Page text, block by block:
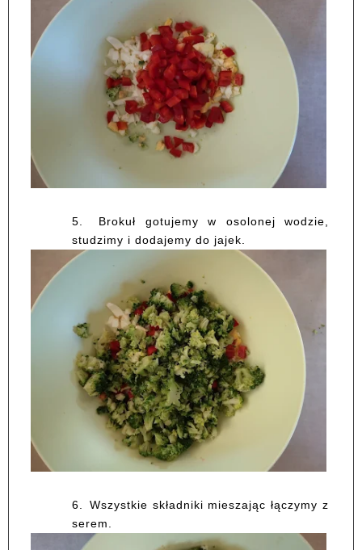
5.
Brokuł gotujemy w osolonej wodzie,
studzimy i dodajemy do jajek.
6.
Wszystkie składniki mieszając łączymy z
serem.